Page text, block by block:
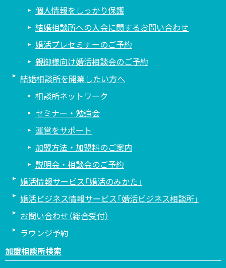
個人情報をしっかり保護
結婚相談所への入会に関するお問い合わせ
婚活プレセミナーのご予約
親御様向け婚活相談会のご予約
結婚相談所を開業したい方へ
相談所ネットワーク
セミナー・勉強会
運営をサポート
加盟方法・加盟料のご案内
説明会・相談会のご予約
婚活情報サービス「婚活のみかた」
婚活ビジネス情報サービス「婚活ビジネス相談所」
お問い合わせ（総合受付）
ラウンジ予約
加盟相談所検索